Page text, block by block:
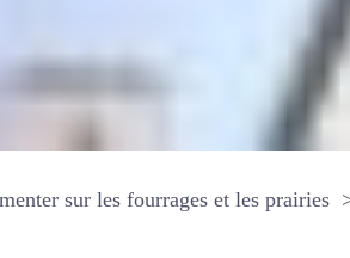
sur les fourrages et les